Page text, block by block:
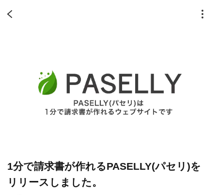
1分で請求書が作れるPASELLY(パセリ)を
リリースしました。